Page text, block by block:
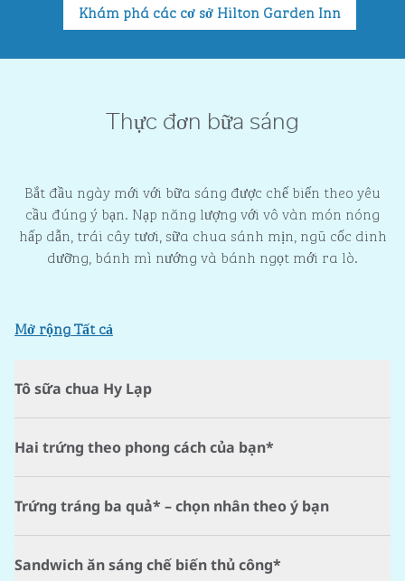
Khám phá các cơ sở Hilton Garden Inn
Thực đơn bữa sáng
Bắt đầu ngày mới với bữa sáng được chế biến theo yêu
cầu đúng ý bạn. Nạp năng lượng với vô vàn món nóng
hấp dẫn, trái cây tươi, sữa chua sánh mịn, ngũ cốc dinh
dưỡng, bánh mì nướng và bánh ngọt mới ra lò.
Mở rộng Tất cả
Tô sữa chua Hy Lạp
Hai trứng theo phong cách của bạn*
Trứng tráng ba quả* – chọn nhân theo ý bạn
Sandwich ăn sáng chế biến thủ công*